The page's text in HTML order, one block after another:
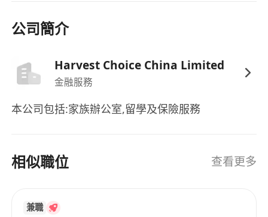
公司簡介
Harvest Choice China Limited
金融服務
本公司包括:家族辦公室,留學及保險服務
相似職位 查看更多
兼職